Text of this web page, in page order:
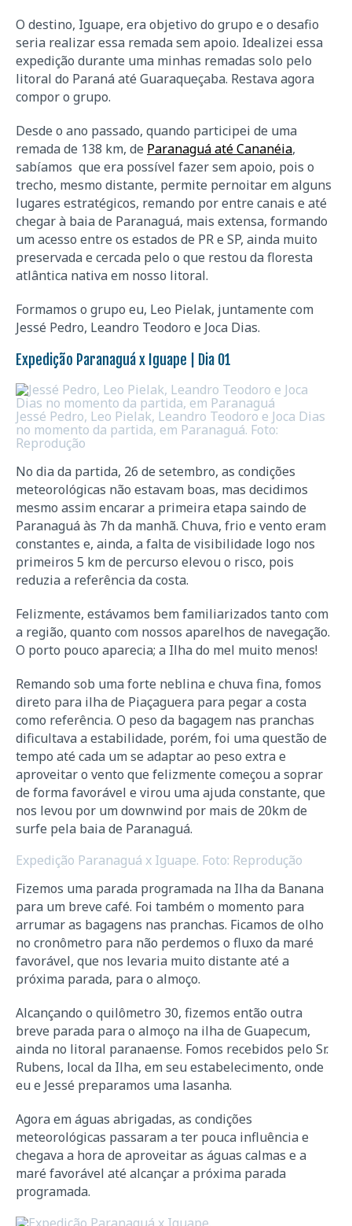
O destino, Iguape, era objetivo do grupo e o desafio
seria realizar essa remada sem apoio. Idealizei essa
expedição durante uma minhas remadas solo pelo
litoral do Paraná até Guaraqueçaba. Restava agora
compor o grupo.
Desde o ano passado, quando participei de uma
remada de 138 km, de Paranaguá até Cananéia,
sabíamos que era possível fazer sem apoio, pois o
trecho, mesmo distante, permite pernoitar em alguns
lugares estratégicos, remando por entre canais e até
chegar à baia de Paranaguá, mais extensa, formando
um acesso entre os estados de PR e SP, ainda muito
preservada e cercada pelo o que restou da floresta
atlântica nativa em nosso litoral.
Formamos o grupo eu, Leo Pielak, juntamente com
Jessé Pedro, Leandro Teodoro e Joca Dias.
Expedição Paranaguá x Iguape | Dia 01
Jessé Pedro, Leo Pielak, Leandro Teodoro e Joca Dias
no momento da partida, em Paranaguá. Foto:
Reprodução
No dia da partida, 26 de setembro, as condições
meteorológicas não estavam boas, mas decidimos
mesmo assim encarar a primeira etapa saindo de
Paranaguá às 7h da manhã. Chuva, frio e vento eram
constantes e, ainda, a falta de visibilidade logo nos
primeiros 5 km de percurso elevou o risco, pois
reduzia a referência da costa.
Felizmente, estávamos bem familiarizados tanto com
a região, quanto com nossos aparelhos de navegação.
O porto pouco aparecia; a Ilha do mel muito menos!
Remando sob uma forte neblina e chuva fina, fomos
direto para ilha de Piaçaguera para pegar a costa
como referência. O peso da bagagem nas pranchas
dificultava a estabilidade, porém, foi uma questão de
tempo até cada um se adaptar ao peso extra e
aproveitar o vento que felizmente começou a soprar
de forma favorável e virou uma ajuda constante, que
nos levou por um downwind por mais de 20km de
surfe pela baia de Paranaguá.
Expedição Paranaguá x Iguape. Foto: Reprodução
Fizemos uma parada programada na Ilha da Banana
para um breve café. Foi também o momento para
arrumar as bagagens nas pranchas. Ficamos de olho
no cronômetro para não perdemos o fluxo da maré
favorável, que nos levaria muito distante até a
próxima parada, para o almoço.
Alcançando o quilômetro 30, fizemos então outra
breve parada para o almoço na ilha de Guapecum,
ainda no litoral paranaense. Fomos recebidos pelo Sr.
Rubens, local da Ilha, em seu estabelecimento, onde
eu e Jessé preparamos uma lasanha.
Agora em águas abrigadas, as condições
meteorológicas passaram a ter pouca influência e
chegava a hora de aproveitar as águas calmas e a
maré favorável até alcançar a próxima parada
programada.